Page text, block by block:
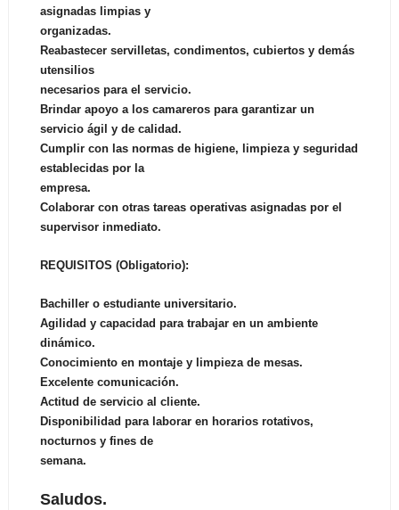
asignadas limpias y
organizadas.
Reabastecer servilletas, condimentos, cubiertos y demás
utensilios
necesarios para el servicio.
Brindar apoyo a los camareros para garantizar un
servicio ágil y de calidad.
Cumplir con las normas de higiene, limpieza y seguridad
establecidas por la
empresa.
Colaborar con otras tareas operativas asignadas por el
supervisor inmediato.
REQUISITOS (Obligatorio):
Bachiller o estudiante universitario.
Agilidad y capacidad para trabajar en un ambiente
dinámico.
Conocimiento en montaje y limpieza de mesas.
Excelente comunicación.
Actitud de servicio al cliente.
Disponibilidad para laborar en horarios rotativos,
nocturnos y fines de
semana.
Saludos.